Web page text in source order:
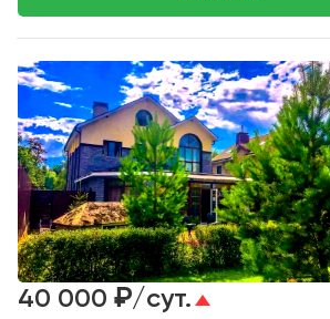
40 000 ₽/сут.